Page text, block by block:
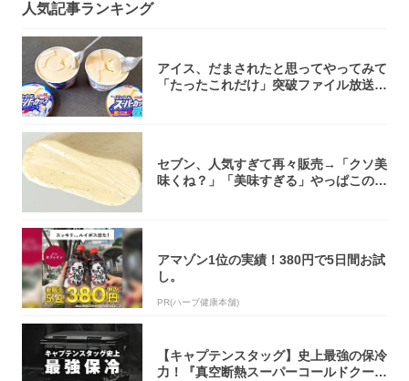
人気記事ランキング
アイス、だまされたと思ってやってみて
「たったこれだけ」突破ファイル放送で
セブン、人気すぎて再々販売→「クソ美
味くね？」「美味すぎる」やっぱこのク
アマゾン1位の実績！380円で5日間お試
し。
PR(ハーブ健康本舗)
【キャプテンスタッグ】史上最強の保冷
力！『真空断熱スーパーコールドクーラ